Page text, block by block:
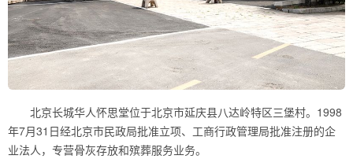
北京长城华人怀思堂位于北京市延庆县八达岭特区三堡村。1998
年7月31日经北京市民政局批准立项、工商行政管理局批准注册的企
业法人，专营骨灰存放和殡葬服务业务。